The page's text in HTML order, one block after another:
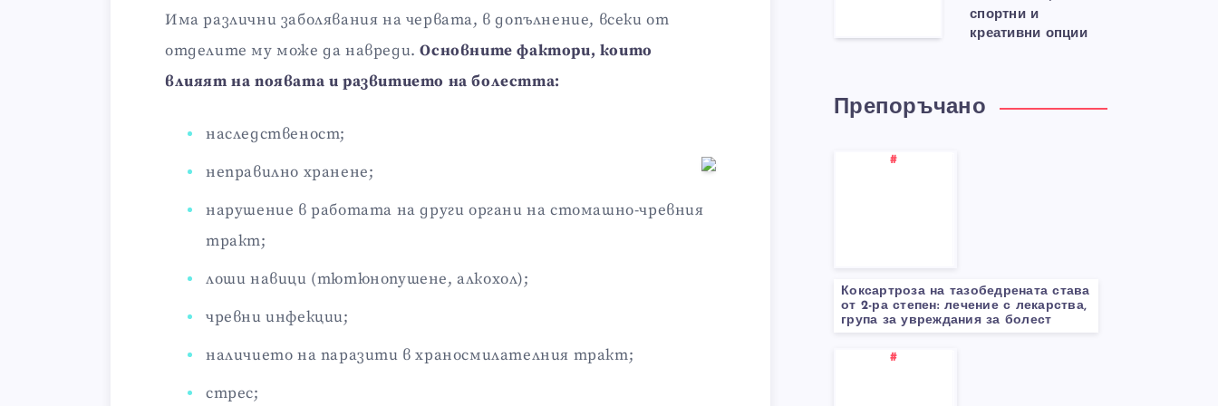
Има различни заболявания на червата, в допълнение, всеки от
отделите му може да навреди.Основните фактори, които
влияят на появата и развитието на болестта:
наследственост;
неправилно хранене;
нарушение в работата на други органи на стомашно-чревния
тракт;
лоши навици (тютюнопушене, алкохол);
чревни инфекции;
наличието на паразити в храносмилателния тракт;
стрес;
спортни и
креативни опции
Препоръчано
Коксартроза на тазобедрената става
от 2-ра степен: лечение с лекарства,
група за увреждания за болест